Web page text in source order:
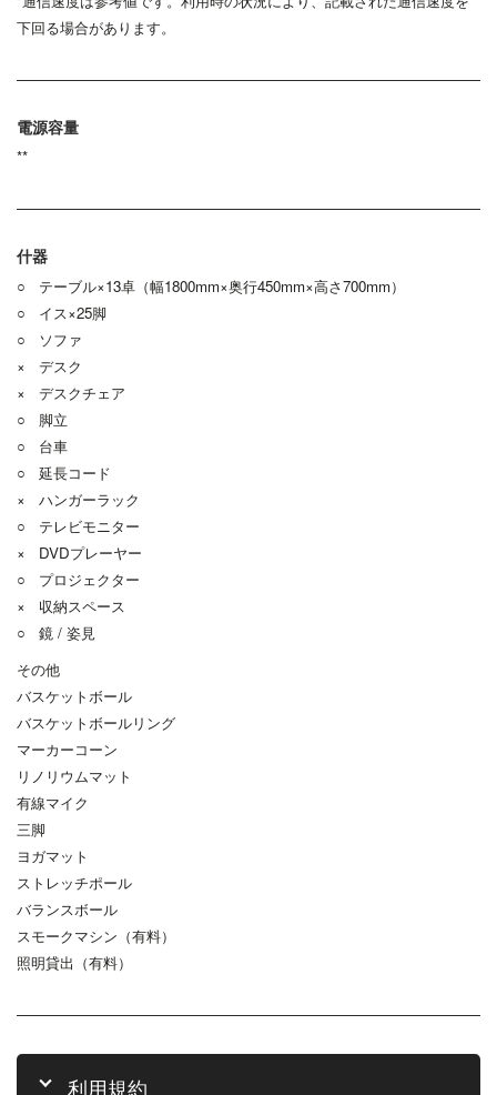
下回る場合があります。
電源容量
**
什器
○ テーブル×13卓（幅1800mm×奥行450mm×高さ700mm）
○ イス×25脚
○ ソファ
× デスク
× デスクチェア
○ 脚立
○ 台車
○ 延長コード
× ハンガーラック
○ テレビモニター
× DVDプレーヤー
○ プロジェクター
× 収納スペース
○ 鏡 / 姿見
その他
バスケットボール
バスケットボールリング
マーカーコーン
リノリウムマット
有線マイク
三脚
ヨガマット
ストレッチポール
バランスボール
スモークマシン（有料）
照明貸出（有料）
利用規約